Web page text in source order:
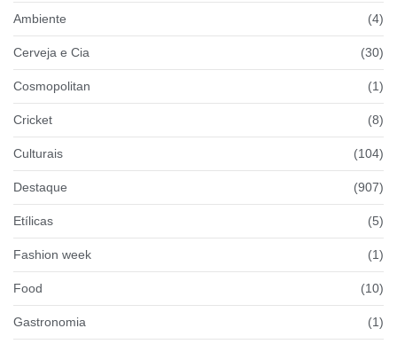
Ambiente (4)
Cerveja e Cia (30)
Cosmopolitan (1)
Cricket (8)
Culturais (104)
Destaque (907)
Etílicas (5)
Fashion week (1)
Food (10)
Gastronomia (1)